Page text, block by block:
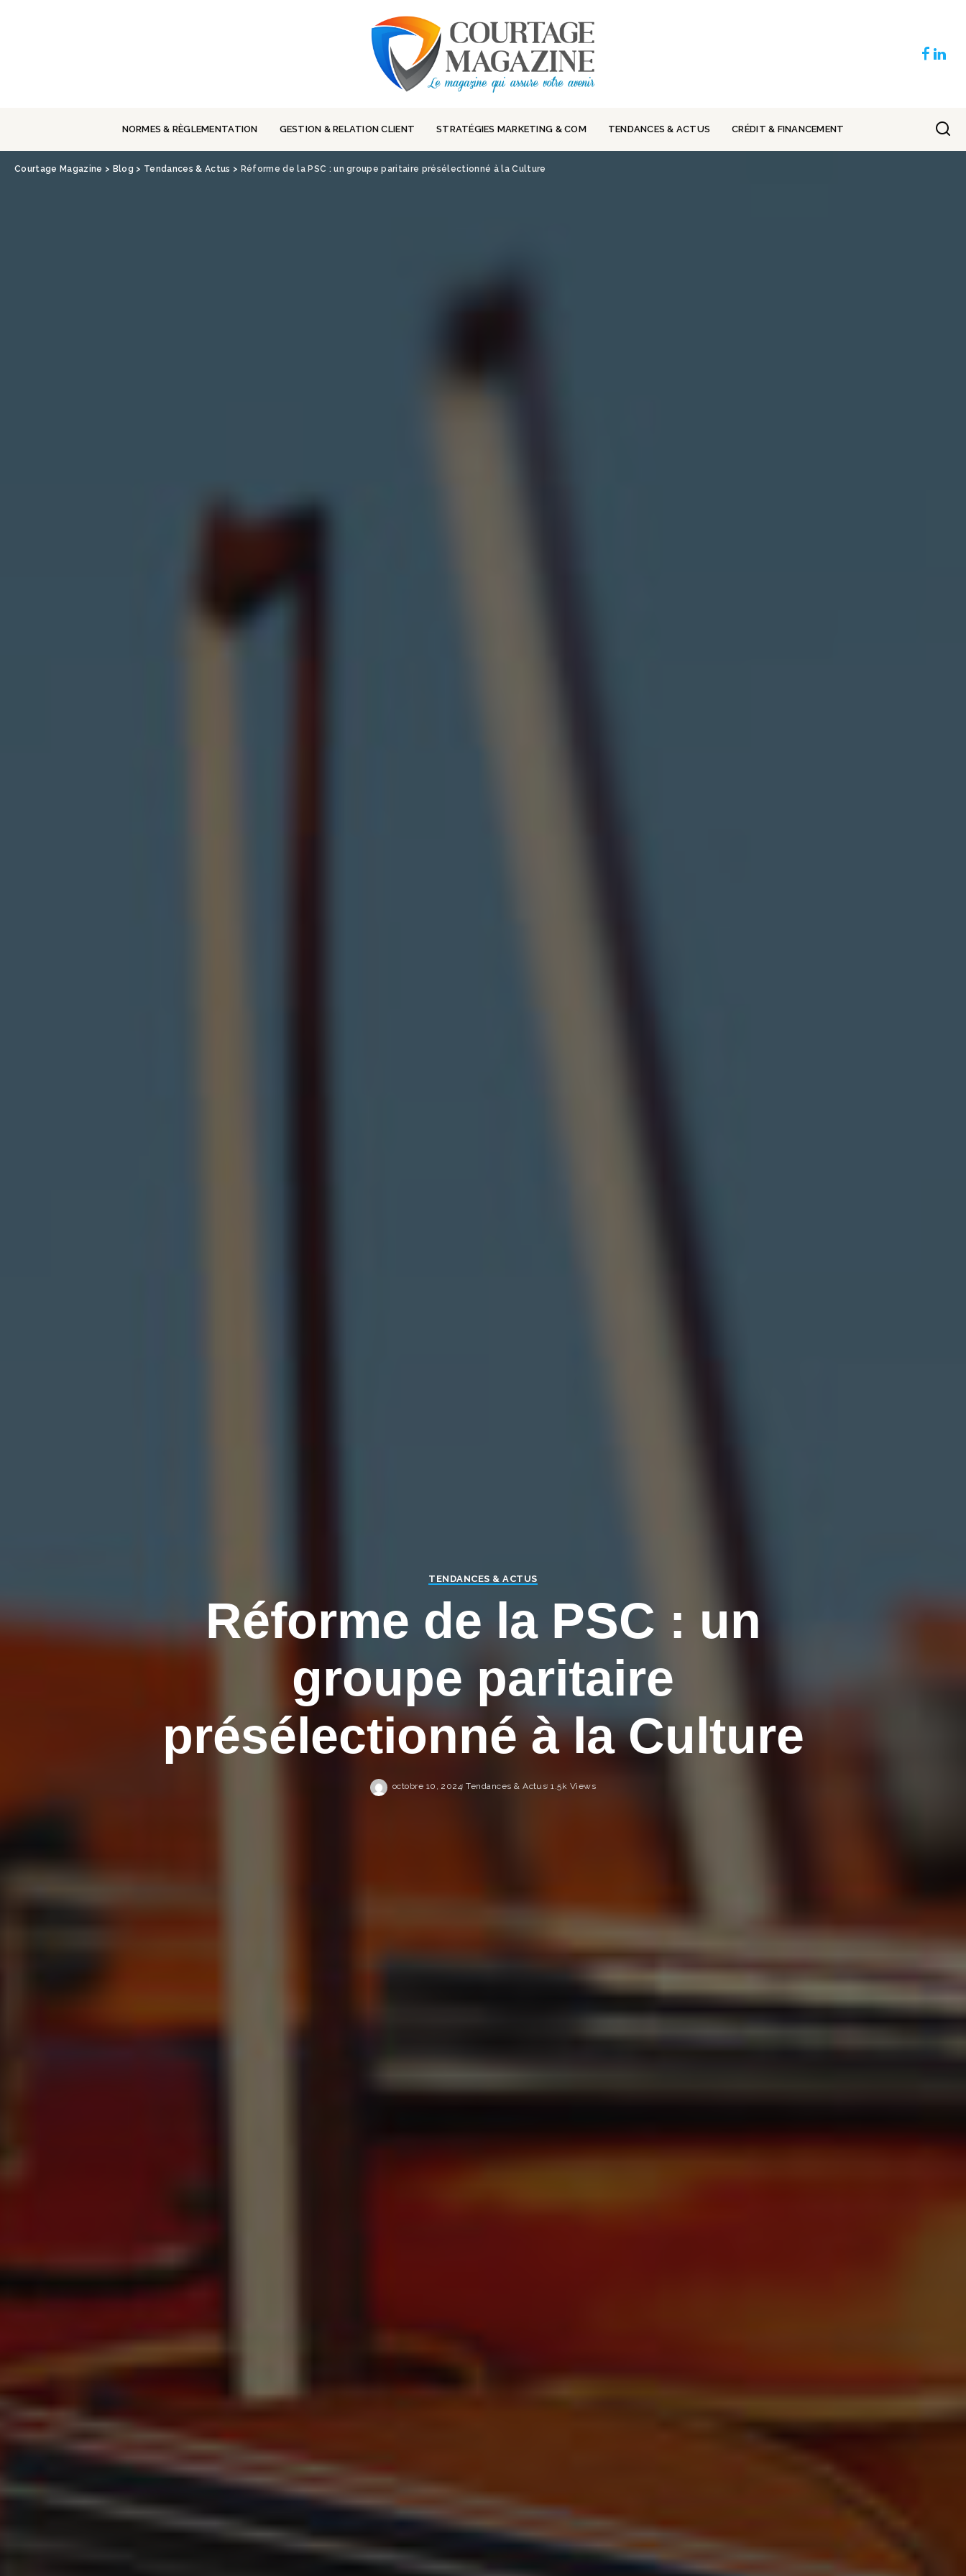
NORMES & RÈGLEMENTATION GESTION & RELATION CLIENT STRATÉGIES MARKETING & COM TENDANCES & ACTUS CRÉDIT & FINANCEMENT
Courtage Magazine > Blog > Tendances & Actus > Réforme de la PSC : un groupe paritaire présélectionné à la Culture
TENDANCES & ACTUS
Réforme de la PSC : un
groupe paritaire
présélectionné à la Culture
octobre 10, 2024 Tendances & Actus 1.5k Views